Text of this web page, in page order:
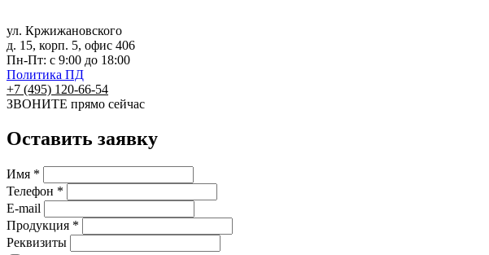
ул. Кржижановского
д. 15, корп. 5, офис 406
Пн-Пт: с 9:00 до 18:00
Политика ПД
+7 (495) 120-66-54
ЗВОНИТЕ прямо сейчас
Оставить заявку
Имя *
Телефон *
E-mail
Продукция *
Реквизиты